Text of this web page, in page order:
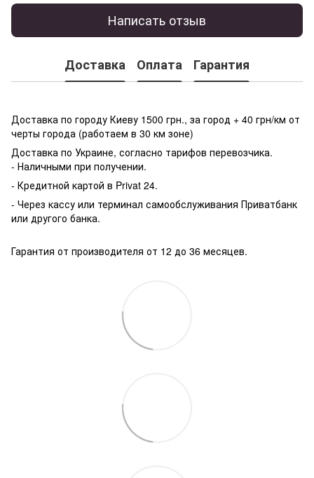
Написать отзыв
Доставка Оплата Гарантия
Доставка по городу Киеву 1500 грн., за город + 40 грн/км от
черты города (работаем в 30 км зоне)
Доставка по Украине, согласно тарифов перевозчика.
- Наличными при получении.
- Кредитной картой в Privat 24.
- Через кассу или терминал самообслуживания Приватбанк
или другого банка.
Гарантия от производителя от 12 до 36 месяцев.